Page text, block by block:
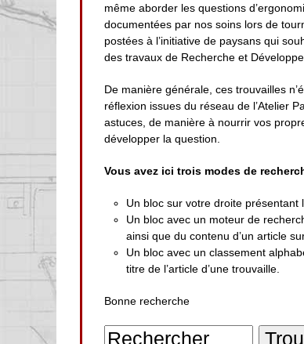
même aborder les questions
documentées par nos soins lors de
postées à l’initiative de paysans qui
des travaux de Recherche et
De manière générale, ces trouvailles
réflexion issues du réseau de l’Atelier
astuces, de manière à nourrir vos
développer la question.
Vous avez ici trois modes de
Un bloc sur votre droite
Un bloc avec un moteur de
ainsi que du contenu d’un article
Un bloc avec un classement
titre de l’article d’une trouvaille.
Bonne recherche